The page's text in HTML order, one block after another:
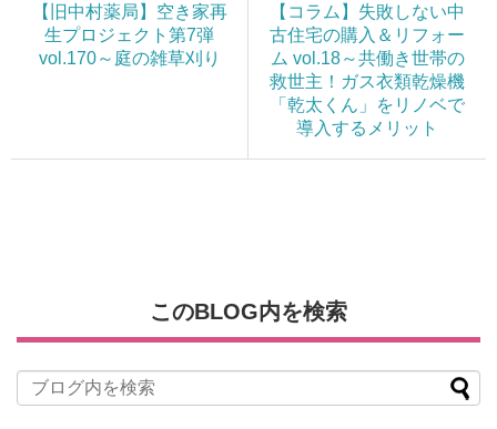
【旧中村薬局】空き家再
生プロジェクト第7弾
vol.170～庭の雑草刈り
【コラム】失敗しない中
古住宅の購入＆リフォー
ム vol.18～共働き世帯の
救世主！ガス衣類乾燥機
「乾太くん」をリノベで
導入するメリット
このBLOG内を検索